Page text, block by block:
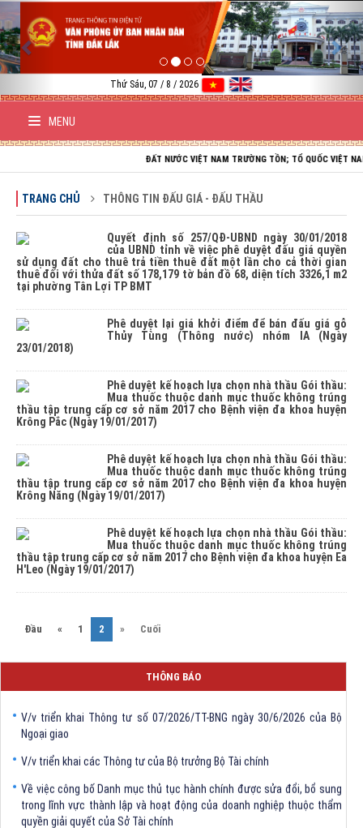
Thứ Sáu, 07 / 8 / 2026
MENU
ĐẤT NƯỚC VIỆT NAM TRƯỜNG TỒN; TỔ QUỐC VIỆT NAM
TRANG CHỦ THÔNG TIN ĐẤU GIÁ - ĐẤU THẦU
Quyết định số 257/QĐ-UBND ngày 30/01/2018
của UBND tỉnh về việc phê duyệt đấu giá quyền
sử dụng đất cho thuê trả tiền thuê đất một lần cho cả thời gian
thuê đối với thửa đất số 178,179 tờ bản đồ 68, diện tích 3326,1 m2
tại phường Tân Lợi TP BMT
Phê duyệt lại giá khởi điểm để bán đấu giá gỗ
Thủy Tùng (Thông nước) nhóm IA (Ngày
23/01/2018)
Phê duyệt kế hoạch lựa chọn nhà thầu Gói thầu:
Mua thuốc thuộc danh mục thuốc không trúng
thầu tập trung cấp cơ sở năm 2017 cho Bệnh viện đa khoa huyện
Krông Pắc (Ngày 19/01/2017)
Phê duyệt kế hoạch lựa chọn nhà thầu Gói thầu:
Mua thuốc thuộc danh mục thuốc không trúng
thầu tập trung cấp cơ sở năm 2017 cho Bệnh viện đa khoa huyện
Krông Năng (Ngày 19/01/2017)
Phê duyệt kế hoạch lựa chọn nhà thầu Gói thầu:
Mua thuốc thuộc danh mục thuốc không trúng
thầu tập trung cấp cơ sở năm 2017 cho Bệnh viện đa khoa huyện Ea
H'Leo (Ngày 19/01/2017)
Đầu « 1 2 (current)
» Cuối
THÔNG BÁO
THÔNG BÁO Về việc đính chính tọa độ điểm góc tại Phụ lục kèm theo
V/v triển khai Kết luận Phiên họp lần thứ tư Ban Chỉ đạo thực hiện
mục tiêu tăng trưởng kinh tế 02 con số giai đoạn 2026 - 2030
V/v triển khai Thông tư số 07/2026/TT-BNG ngày 30/6/2026 của Bộ
Ngoại giao
V/v triển khai các Thông tư của Bộ trưởng Bộ Tài chính
Về việc công bố Danh mục thủ tục hành chính được sửa đổi, bổ sung
trong lĩnh vực thành lập và hoạt động của doanh nghiệp thuộc thẩm
quyền giải quyết của Sở Tài chính